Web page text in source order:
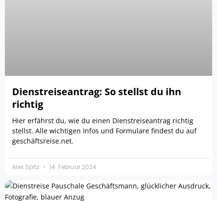
Dienstreiseantrag: So stellst du ihn
richtig
Hier erfährst du, wie du einen Dienstreiseantrag richtig
stellst. Alle wichtigen Infos und Formulare findest du auf
geschäftsreise.net.
Alex Spitz 14. Februar 2024